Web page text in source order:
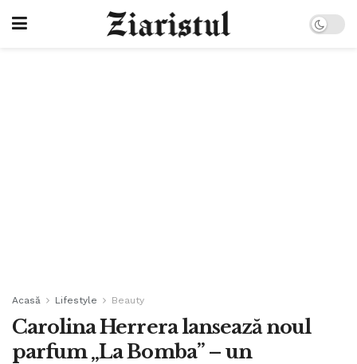
Acasă Lifestyle Beauty
Carolina Herrera lansează noul
parfum „La Bomba” – un